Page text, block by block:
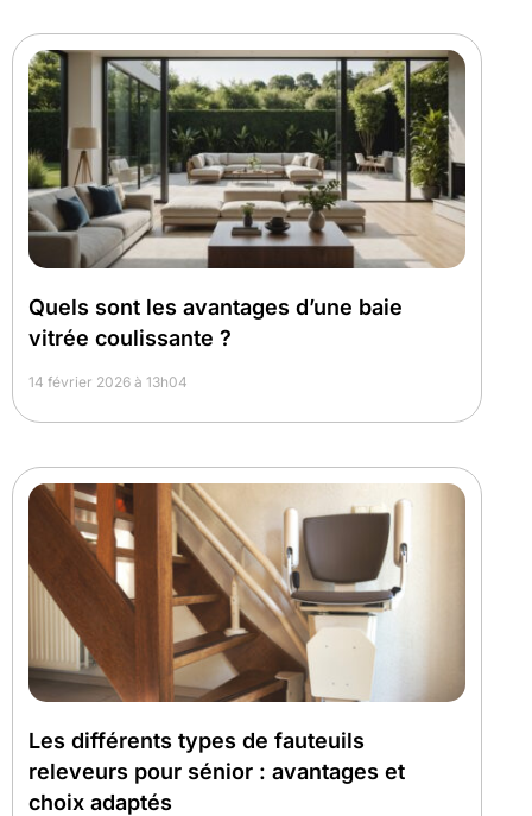
Quels sont les avantages d’une baie
vitrée coulissante ?
14 février 2026 à 13h04
Les différents types de fauteuils
releveurs pour sénior : avantages et
choix adaptés